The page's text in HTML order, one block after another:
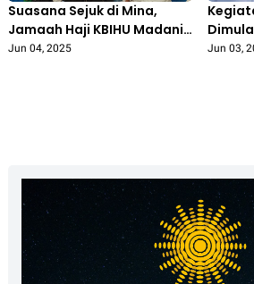
Suasana Sejuk di Mina,
Jamaah Haji KBIHU Madani
Bojonegoro Jalani Tarwiyah
Jun 04, 2025 Jun 03,